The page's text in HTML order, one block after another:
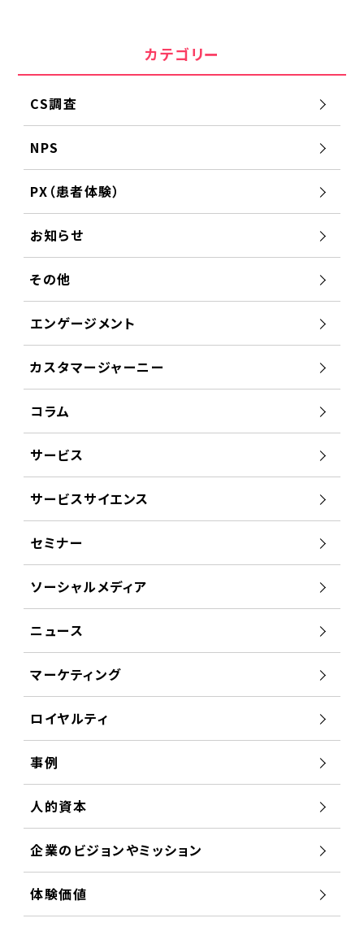
カテゴリー
CS調査
NPS
PX（患者体験）
お知らせ
その他
エンゲージメント
カスタマージャーニー
コラム
サービス
サービスサイエンス
セミナー
ソーシャルメディア
ニュース
マーケティング
ロイヤルティ
事例
人的資本
企業のビジョンやミッション
体験価値